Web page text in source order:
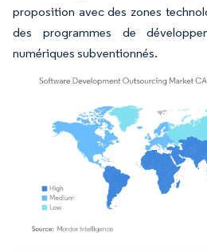
proposition avec des zones
des programmes de
numériques subventionnés.